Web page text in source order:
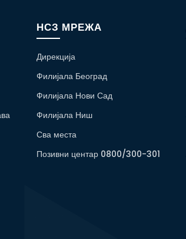
НСЗ МРЕЖА
Дирекција
Филијала Београд
Филијала Нови Сад
Филијала Ниш
Сва места
Позивни центар 0800/300-301